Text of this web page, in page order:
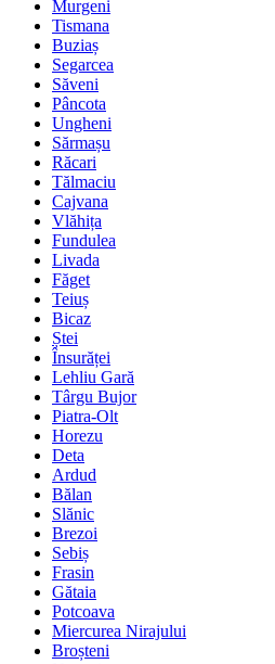
Murgeni
Tismana
Buziaș
Segarcea
Săveni
Pâncota
Ungheni
Sărmașu
Răcari
Tălmaciu
Cajvana
Vlăhița
Fundulea
Livada
Făget
Teiuș
Bicaz
Ștei
Însurăței
Lehliu Gară
Târgu Bujor
Piatra-Olt
Horezu
Deta
Ardud
Bălan
Slănic
Brezoi
Sebiș
Frasin
Gătaia
Potcoava
Miercurea Nirajului
Broșteni